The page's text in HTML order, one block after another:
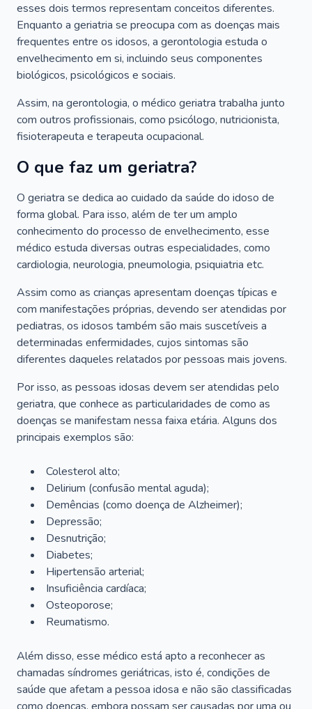
esses dois termos representam conceitos diferentes.
Enquanto a geriatria se preocupa com as doenças mais
frequentes entre os idosos, a gerontologia estuda o
envelhecimento em si, incluindo seus componentes
biológicos, psicológicos e sociais.
Assim, na gerontologia, o médico geriatra trabalha junto
com outros profissionais, como psicólogo, nutricionista,
fisioterapeuta e terapeuta ocupacional.
O que faz um geriatra?
O geriatra se dedica ao cuidado da saúde do idoso de
forma global. Para isso, além de ter um amplo
conhecimento do processo de envelhecimento, esse
médico estuda diversas outras especialidades, como
cardiologia, neurologia, pneumologia, psiquiatria etc.
Assim como as crianças apresentam doenças típicas e
com manifestações próprias, devendo ser atendidas por
pediatras, os idosos também são mais suscetíveis a
determinadas enfermidades, cujos sintomas são
diferentes daqueles relatados por pessoas mais jovens.
Por isso, as pessoas idosas devem ser atendidas pelo
geriatra, que conhece as particularidades de como as
doenças se manifestam nessa faixa etária. Alguns dos
principais exemplos são:
Colesterol alto;
Delirium (confusão mental aguda);
Demências (como doença de Alzheimer);
Depressão;
Desnutrição;
Diabetes;
Hipertensão arterial;
Insuficiência cardíaca;
Osteoporose;
Reumatismo.
Além disso, esse médico está apto a reconhecer as
chamadas síndromes geriátricas, isto é, condições de
saúde que afetam a pessoa idosa e não são classificadas